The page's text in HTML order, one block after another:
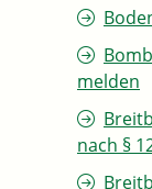
melden
nach §